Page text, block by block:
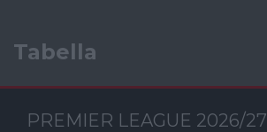
Tabella
PREMIER LEAGUE 2026/27